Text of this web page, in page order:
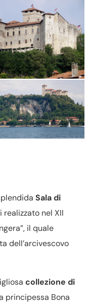
Sala di
nel XII
il quale
dell’arcivescovo
collezione di
principessa Bona